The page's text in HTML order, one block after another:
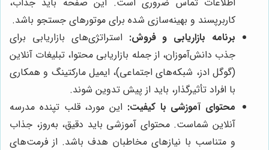
کاربرپسند و بهینه‌سازی شده برای موتورهای جستجو باشد.
برنامه بازاریابی و فروش: استراتژی‌های بازاریابی برای
جذب دانش‌آموزان، از جمله بازاریابی محتوا، تبلیغات آنلاین
(گوگل ادز، شبکه‌های اجتماعی)، ایمیل مارکتینگ و همکاری
با افراد تأثیرگذار، باید از پیش تدوین شوند.
محتوای آموزشی با کیفیت: این مورد، قلب تپنده مدرسه
آنلاین شماست. محتوای آموزشی باید دقیق، به‌روز، جذاب
و متناسب با نیازهای مخاطبان هدف باشد. از فرمت‌های